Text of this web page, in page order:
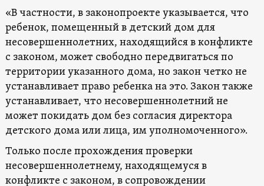
«В частности, в законопроекте указывается, что
ребенок, помещенный в детский дом для
несовершеннолетних, находящийся в конфликте
с законом, может свободно передвигаться по
территории указанного дома, но закон четко не
устанавливает право ребенка на это. Закон также
устанавливает, что несовершеннолетний не
может покидать дом без согласия директора
детского дома или лица, им уполномоченного».
Только после прохождения проверки
несовершеннолетнему, находящемуся в
конфликте с законом, в сопровождении